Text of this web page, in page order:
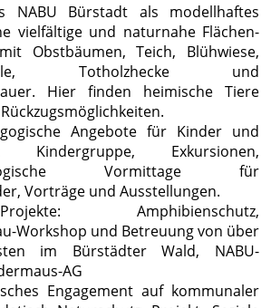
NABU Bürstadt als modellhaftes
vielfältige und naturnahe Flächen-
Obstbäumen, Teich, Blühwiese,
Totholzhecke und
Hier finden heimische Tiere
Angebote für Kinder und
Kindergruppe, Exkursionen,
Vormittage für
Vorträge und Ausstellungen.
Projekte: Amphibienschutz,
Workshop und Betreuung von über
im Bürstädter Wald, NABU-
AG
Engagement auf kommunaler